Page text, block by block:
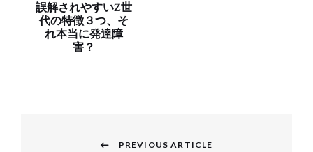
誤解されやすいZ世
代の特徴３つ、そ
れ本当に発達障
害？
PREVIOUS ARTICLE